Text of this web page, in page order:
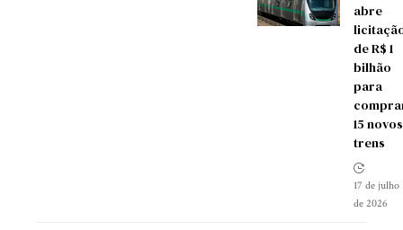
abre
de R$ 1
bilhão
para
15 novos
trens
17 de julho
de 2026